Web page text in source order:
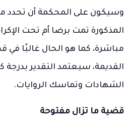
وسيكون على المحكمة أن تحدد ما
المذكورة تمت برضا أم تحت
مباشرة، كما هو الحال غالبًا
القديمة، سيعتمد التقدير بدرجة
الشهادات وتماسك الروايات.
قضية ما تزال مفتوحة